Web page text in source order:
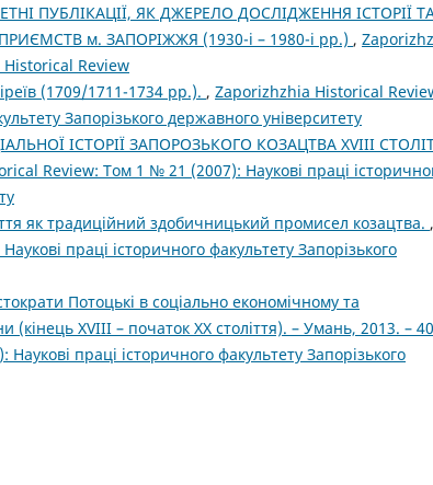
ПУБЛІКАЦІЇ, ЯК ДЖЕРЕЛО ДОСЛІДЖЕННЯ ІСТОРІЇ
м. ЗАПОРІЖЖЯ (1930-і – 1980-і рр.) ,
Review
(1709/1711-1734 рр.). , Zaporizhzhia Historical
Запорізького державного університету
ІСТОРІЇ ЗАПОРОЗЬКОГО КОЗАЦТВА XVIII
Review: Том 1 № 21 (2007): Наукові праці
як традиційний здобичницький промисел козацтва. ,
праці історичного факультету Запорізького
Потоцькі в соціально економічному та
(кінець XVIII – початок ХХ століття). – Умань, 2013. –
праці історичного факультету Запорізького